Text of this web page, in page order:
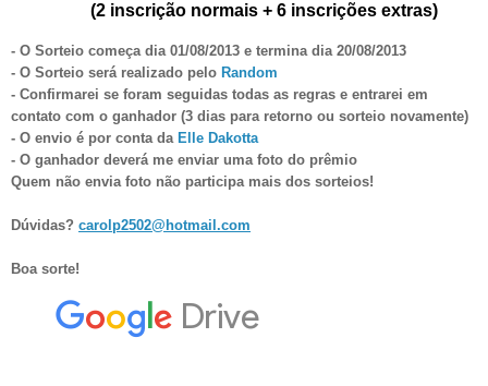
(2 inscrição normais + 6 inscrições extras)
- O Sorteio começa dia 01/08/2013 e termina dia 20/08/2013
- O Sorteio será realizado pelo Random
- Confirmarei se foram seguidas todas as regras e entrarei em
contato com o ganhador (3 dias para retorno ou sorteio novamente)
- O envio é por conta da Elle Dakotta
- O ganhador deverá me enviar uma foto do prêmio
Quem não envia foto não participa mais dos sorteios!
Dúvidas? carolp2502@hotmail.com
Boa sorte!